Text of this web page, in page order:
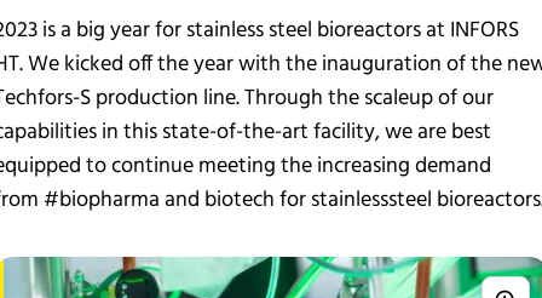
is a big year for stainless steel bioreactors at INFORS
We kicked off the year with the inauguration of the
S production line. Through the scaleup of our
in this state-of-the-art facility, we are best
to continue meeting the increasing demand
#biopharma and biotech for stainlesssteel